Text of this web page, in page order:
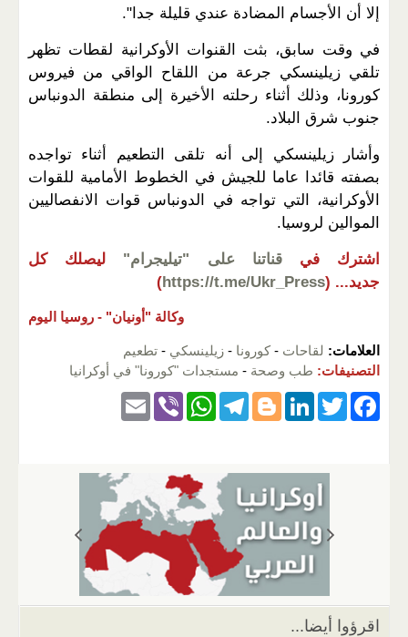
إلا أن الأجسام المضادة عندي قليلة جدا".
في وقت سابق، بثت القنوات الأوكرانية لقطات تظهر
تلقي زيلينسكي جرعة من اللقاح الواقي من فيروس
كورونا، وذلك أثناء رحلته الأخيرة إلى منطقة الدونباس
جنوب شرق البلاد.
وأشار زيلينسكي إلى أنه تلقى التطعيم أثناء تواجده
بصفته قائدا عاما للجيش في الخطوط الأمامية للقوات
الأوكرانية، التي تواجه في الدونباس قوات الانفصاليين
الموالين لروسيا.
اشترك في قناتنا على "تيليجرام"
ليصلك كل
جديد... (
https://t.me/Ukr_Press
)
وكالة "أونيان" - روسيا اليوم
العلامات: لقاحات - كورونا - زيلينسكي - تطعيم
التصنيفات: طب وصحة - مستجدات "كورونا" في أوكرانيا
F
k
T
er
Li
e
dI
n
Bl
g
er
T
gr
a
m
W
s
A
p
Vi
اقرؤوا أيضا...